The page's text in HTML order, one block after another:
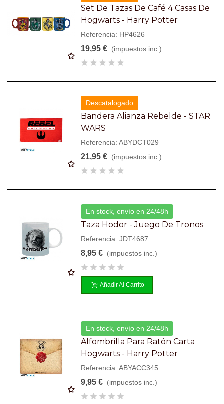
Set De Tazas De Café 4 Casas De
Hogwarts - Harry Potter
Referencia: HP4626
19,95 € (impuestos inc.)
Descatalogado
Bandera Alianza Rebelde - STAR
WARS
Referencia: ABYDCT029
21,95 € (impuestos inc.)
En stock, envío en 24/48h
Taza Hodor - Juego De Tronos
Referencia: JDT4687
8,95 € (impuestos inc.)
Añadir Al Carrito
En stock, envío en 24/48h
Alfombrilla Para Ratón Carta
Hogwarts - Harry Potter
Referencia: ABYACC345
9,95 € (impuestos inc.)